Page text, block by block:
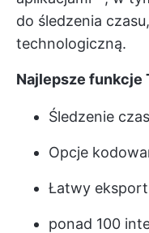
do śledzenia
technologiczną.
Najlepsze funkcje
Śledzenie
Opcje
Łatwy
ponad 100